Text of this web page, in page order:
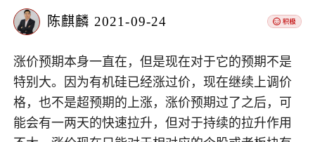
陈麒麟 2021-09-24
涨价预期本身一直在，但是现在对于它的预期不是
特别大。因为有机硅已经涨过价，现在继续上调价
格，也不是超预期的上涨，涨价预期过了之后，可
能会有一两天的快速拉升，但对于持续的拉升作用